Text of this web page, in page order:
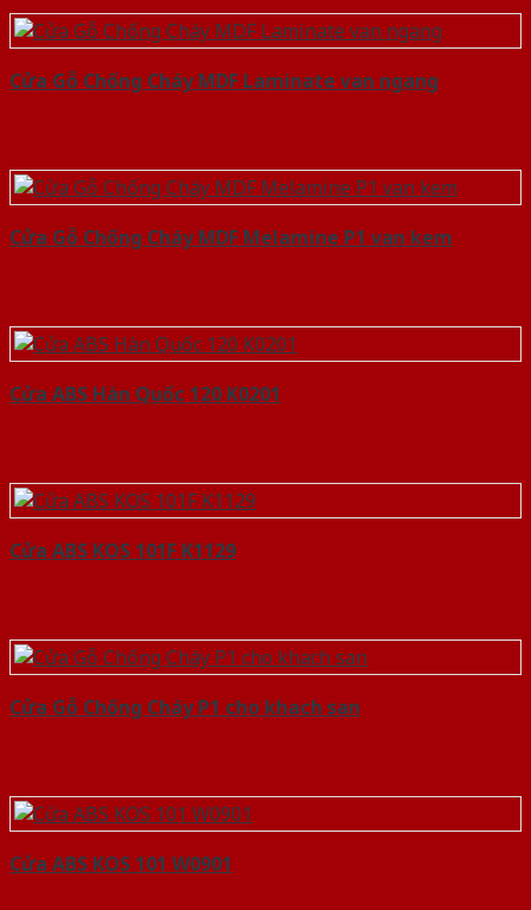
Cửa Gỗ Chống Cháy MDF Laminate van ngang
Cửa Gỗ Chống Cháy MDF Melamine P1 van kem
Cửa ABS Hàn Quốc 120 K0201
Cửa ABS KOS 101F K1129
Cửa Gỗ Chống Cháy P1 cho khach san
Cửa ABS KOS 101 W0901